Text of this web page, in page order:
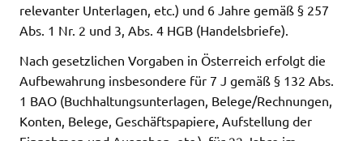
relevanter Unterlagen, etc.) und 6 Jahre gemäß § 257
Abs. 1 Nr. 2 und 3, Abs. 4 HGB (Handelsbriefe).
Nach gesetzlichen Vorgaben in Österreich erfolgt die
Aufbewahrung insbesondere für 7 J gemäß § 132 Abs.
1 BAO (Buchhaltungsunterlagen, Belege/Rechnungen,
Konten, Belege, Geschäftspapiere, Aufstellung der